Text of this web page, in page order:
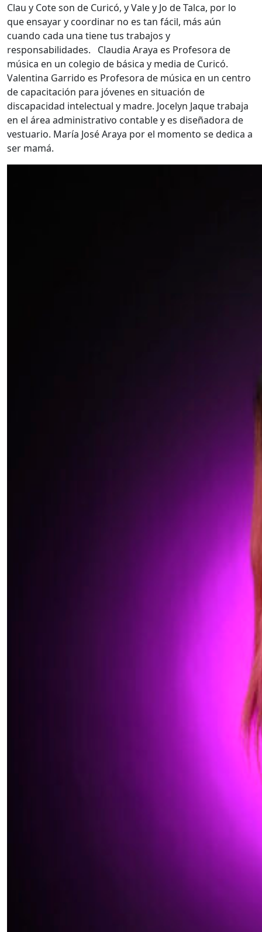
Clau y Cote son de Curicó, y Vale y Jo de Talca, por lo
que ensayar y coordinar no es tan fácil, más aún
cuando cada una tiene tus trabajos y
responsabilidades. Claudia Araya es Profesora de
música en un colegio de básica y media de Curicó.
Valentina Garrido es Profesora de música en un centro
de capacitación para jóvenes en situación de
discapacidad intelectual y madre. Jocelyn Jaque trabaja
en el área administrativo contable y es diseñadora de
vestuario. María José Araya por el momento se dedica a
ser mamá.